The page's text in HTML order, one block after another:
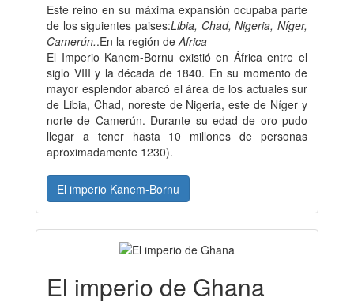
Este reino en su máxima expansión ocupaba parte
de los siguientes paises:Libia, Chad, Nigeria, Níger,
Camerún..En la región de Africa
El Imperio Kanem-Bornu existió en África entre el
siglo VIII y la década de 1840. En su momento de
mayor esplendor abarcó el área de los actuales sur
de Libia, Chad, noreste de Nigeria, este de Níger y
norte de Camerún. Durante su edad de oro pudo
llegar a tener hasta 10 millones de personas
aproximadamente 1230).
El imperio Kanem-Bornu
El imperio de Ghana